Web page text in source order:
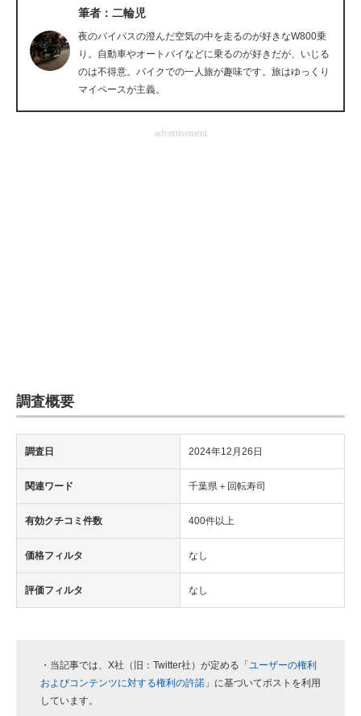
企業向けIT製品の総合サイト
IT製品の技術・比較・事例
製造業のIT導入・活用を支援
モノづくり技術者専門サイト
筆者：二輪児
夜のバイパスの澄んだ空気の中を走るのが好きなW800乗
り。自動車やオートバイなどに乗るのが好きだが、いじる
のは不得意。バイクでの一人旅が趣味です。旅はゆっくり
マイペースが主義。
advertisement
調査概要
調査日 2024年12月26日
関連ワード 千葉県＋回転寿司
有効クチコミ件数 400件以上
価格フィルタ なし
評価フィルタ なし
・当記事では、X社（旧：Twitter社）が定める「 ユーザーの権利
およびコンテンツに対する権利の許諾 」に基づいてポストを利用
しています。